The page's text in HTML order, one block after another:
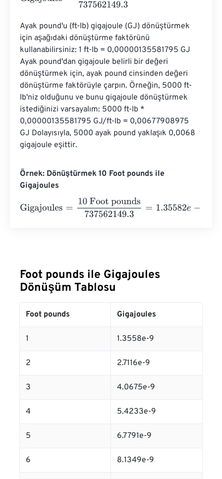
Ayak pound'u (ft-lb) gigajoule (GJ) dönüştürmek
için aşağıdaki dönüştürme faktörünü
kullanabilirsiniz: 1 ft-lb = 0,00000135581795 GJ
Ayak pound'dan gigajoule belirli bir değeri
dönüştürmek için, ayak pound cinsinden değeri
dönüştürme faktörüyle çarpın. Örneğin, 5000 ft-
lb'niz olduğunu ve bunu gigajoule dönüştürmek
istediğinizi varsayalım: 5000 ft-lb *
0,00000135581795 GJ/ft-lb = 0,00677908975
GJ Dolayısıyla, 5000 ayak pound yaklaşık 0,0068
gigajoule eşittir.
Örnek: Dönüştürmek 10 Foot pounds ile
Gigajoules
Gigajoules
10 Foot pounds737562149.3 =1.35582
Foot pounds ile Gigajoules
Dönüşüm Tablosu
Foot pounds Gigajoules
1 1.3558e-9
2 2.7116e-9
3 4.0675e-9
4 5.4233e-9
5 6.7791e-9
6 8.1349e-9